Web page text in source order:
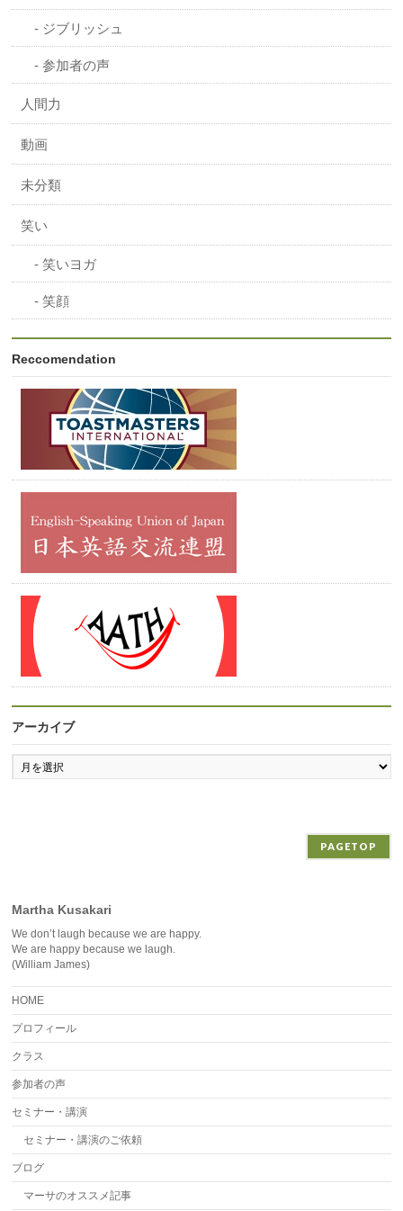
ジブリッシュ
参加者の声
人間力
動画
未分類
笑い
笑いヨガ
笑顔
Reccomendation
アーカイブ
ア
ー
PAGETOP
Martha Kusakari
We don’t laugh because we are happy.
We are happy because we laugh.
(William James)
HOME
プロフィール
クラス
参加者の声
セミナー・講演
セミナー・講演のご依頼
ブログ
マーサのオススメ記事